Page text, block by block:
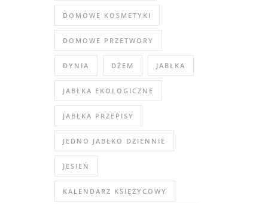
DOMOWE KOSMETYKI
DOMOWE PRZETWORY
DYNIA DŻEM JABŁKA
JABŁKA EKOLOGICZNE
JABŁKA PRZEPISY
JEDNO JABŁKO DZIENNIE
JESIEŃ
KALENDARZ KSIĘŻYCOWY